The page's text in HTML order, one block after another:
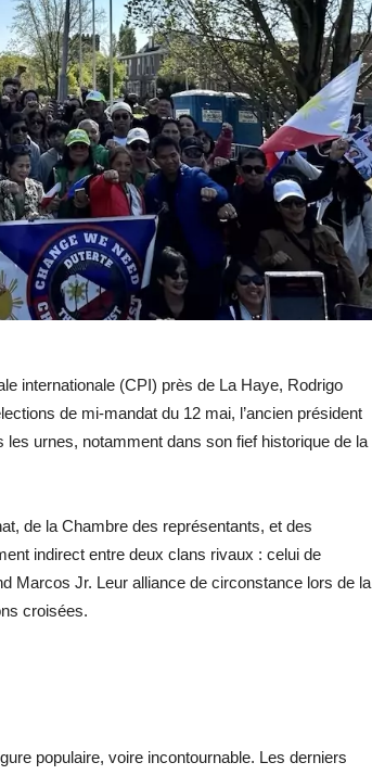
internationale (CPI) près de La Haye, Rodrigo
de mi-mandat du 12 mai, l’ancien président
urnes, notamment dans son fief historique de la
de la Chambre des représentants, et des
indirect entre deux clans rivaux : celui de
Marcos Jr. Leur alliance de circonstance lors de la
croisées.
populaire, voire incontournable. Les derniers